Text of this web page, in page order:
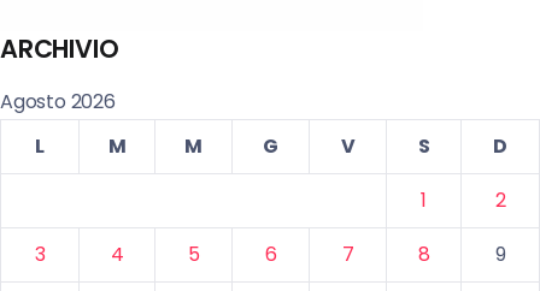
ARCHIVIO
Agosto 2026
L
M M G V S
D
1
2
3
4 5 6 7 8
9